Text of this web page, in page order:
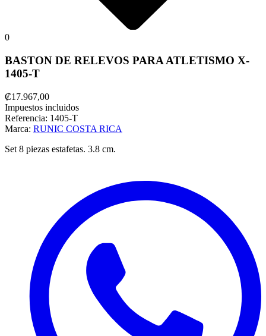
0
BASTON DE RELEVOS PARA ATLETISMO X-
1405-T
₡17.967,00
Impuestos incluidos
Referencia: 1405-T
Marca: RUNIC COSTA RICA
Set 8 piezas estafetas. 3.8 cm.